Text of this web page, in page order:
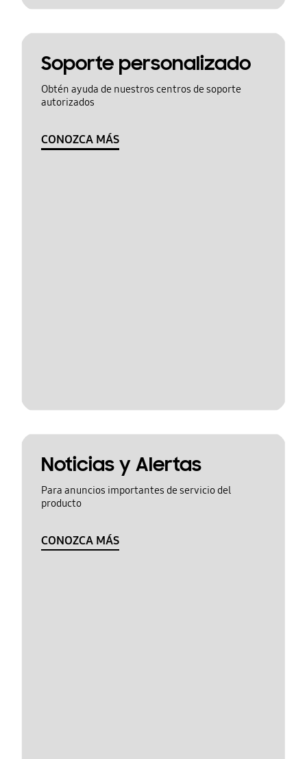
Soporte personalizado
Obtén ayuda de nuestros centros de soporte
autorizados
CONOZCA MÁS
Noticias y Alertas
Para anuncios importantes de servicio del
producto
CONOZCA MÁS